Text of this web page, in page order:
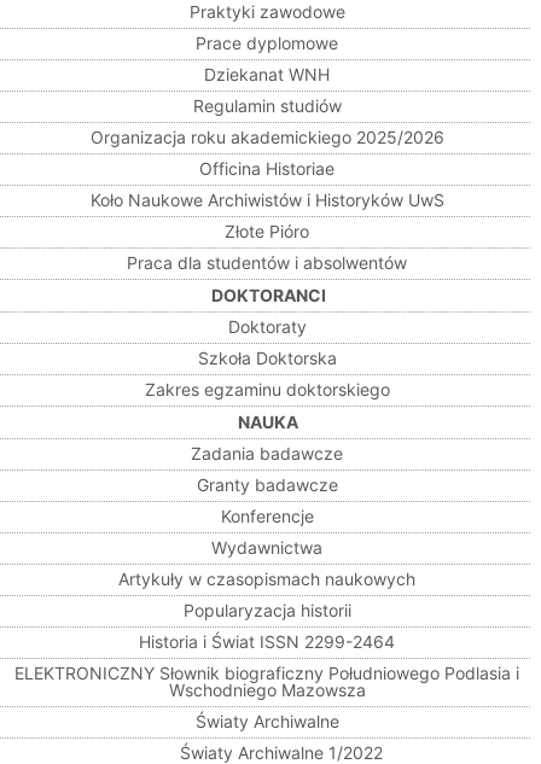
Praktyki zawodowe
Prace dyplomowe
Dziekanat WNH
Regulamin studiów
Organizacja roku akademickiego 2025/2026
Officina Historiae
Koło Naukowe Archiwistów i Historyków UwS
Złote Pióro
Praca dla studentów i absolwentów
DOKTORANCI
Doktoraty
Szkoła Doktorska
Zakres egzaminu doktorskiego
NAUKA
Zadania badawcze
Granty badawcze
Konferencje
Wydawnictwa
Artykuły w czasopismach naukowych
Popularyzacja historii
Historia i Świat ISSN 2299-2464
ELEKTRONICZNY Słownik biograficzny Południowego Podlasia i
Wschodniego Mazowsza
Światy Archiwalne
Światy Archiwalne 1/2022